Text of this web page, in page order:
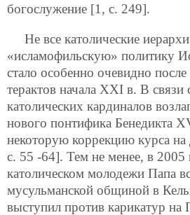
богослужение [1, с. 249].
Не все католические
«исламофильскую» политику
стало особенно очевидно
терактов начала XXI в. В связи
католических кардиналов
нового понтифика Бенедикта
некоторую коррекцию курса
с. 55 -64]. Тем не менее, в 2005
католическом молодежи Папа
мусульманской общиной в
выступил против карикатур на